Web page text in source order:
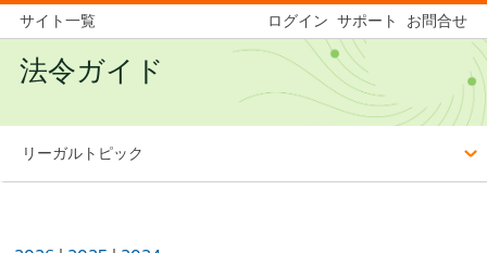
サイト一覧 ログイン サポート お問合せ
法令ガイド
リーガルトピック